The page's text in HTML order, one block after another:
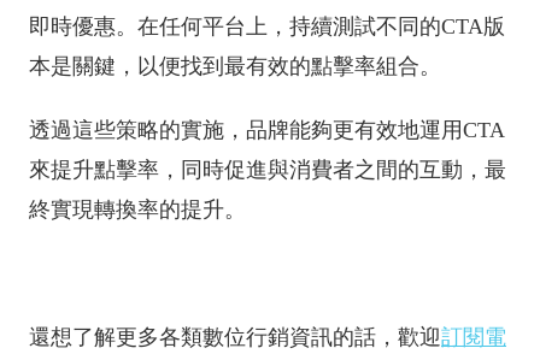
即時優惠。在任何平台上，持續測試不同的CTA版
本是關鍵，以便找到最有效的點擊率組合。
透過這些策略的實施，品牌能夠更有效地運用CTA
來提升點擊率，同時促進與消費者之間的互動，最
終實現轉換率的提升。
還想了解更多各類數位行銷資訊的話，歡迎訂閱電